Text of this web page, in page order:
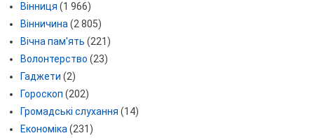
Вінниця (1 966)
Вінничина (2 805)
Вічна пам'ять (221)
Волонтерство (23)
Гаджети (2)
Гороскоп (202)
Громадські слухання (14)
Економіка (231)